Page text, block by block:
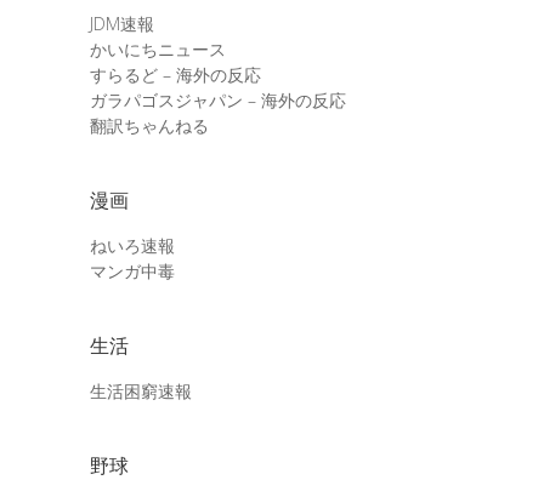
JDM速報
かいにちニュース
すらるど – 海外の反応
ガラパゴスジャパン – 海外の反応
翻訳ちゃんねる
漫画
ねいろ速報
マンガ中毒
生活
生活困窮速報
野球